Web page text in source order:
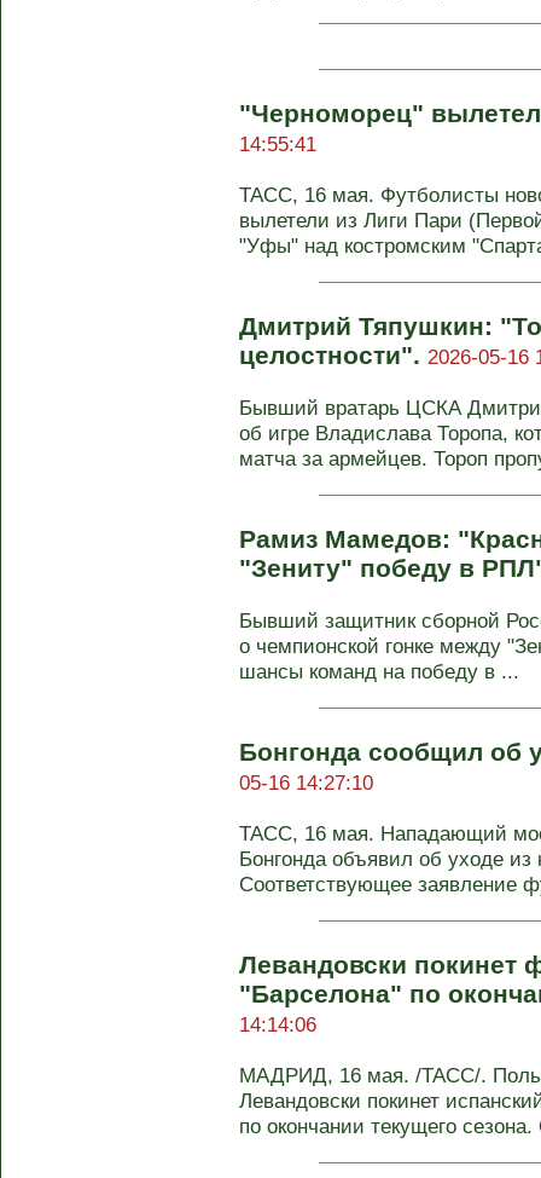
"Черноморец"
14:55:41
ТАСС, 16 мая. Футболисты
вылетели из Лиги Пари
"Уфы" над костромским
Дмитрий Тяпушкин:
целостности". 2026-05-16
Бывший вратарь ЦСКА
об игре Владислава Торопа,
матча за армейцев. Тороп
Рамиз Мамедов:
"Зениту" победу в
Бывший защитник сборной
о чемпионской гонке между
шансы команд на победу в ...
Бонгонда сообщил об
05-16 14:27:10
ТАСС, 16 мая. Нападающий
Бонгонда объявил об уходе из
Соответствующее заявление
Левандовски покинет
"Барселона" по
14:14:06
МАДРИД, 16 мая. /ТАСС/.
Левандовски покинет
по окончании текущего